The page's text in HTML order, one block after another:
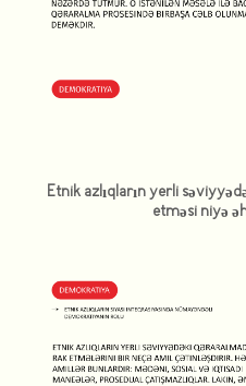
Etnik azlıqların yerli
etməsi niyə